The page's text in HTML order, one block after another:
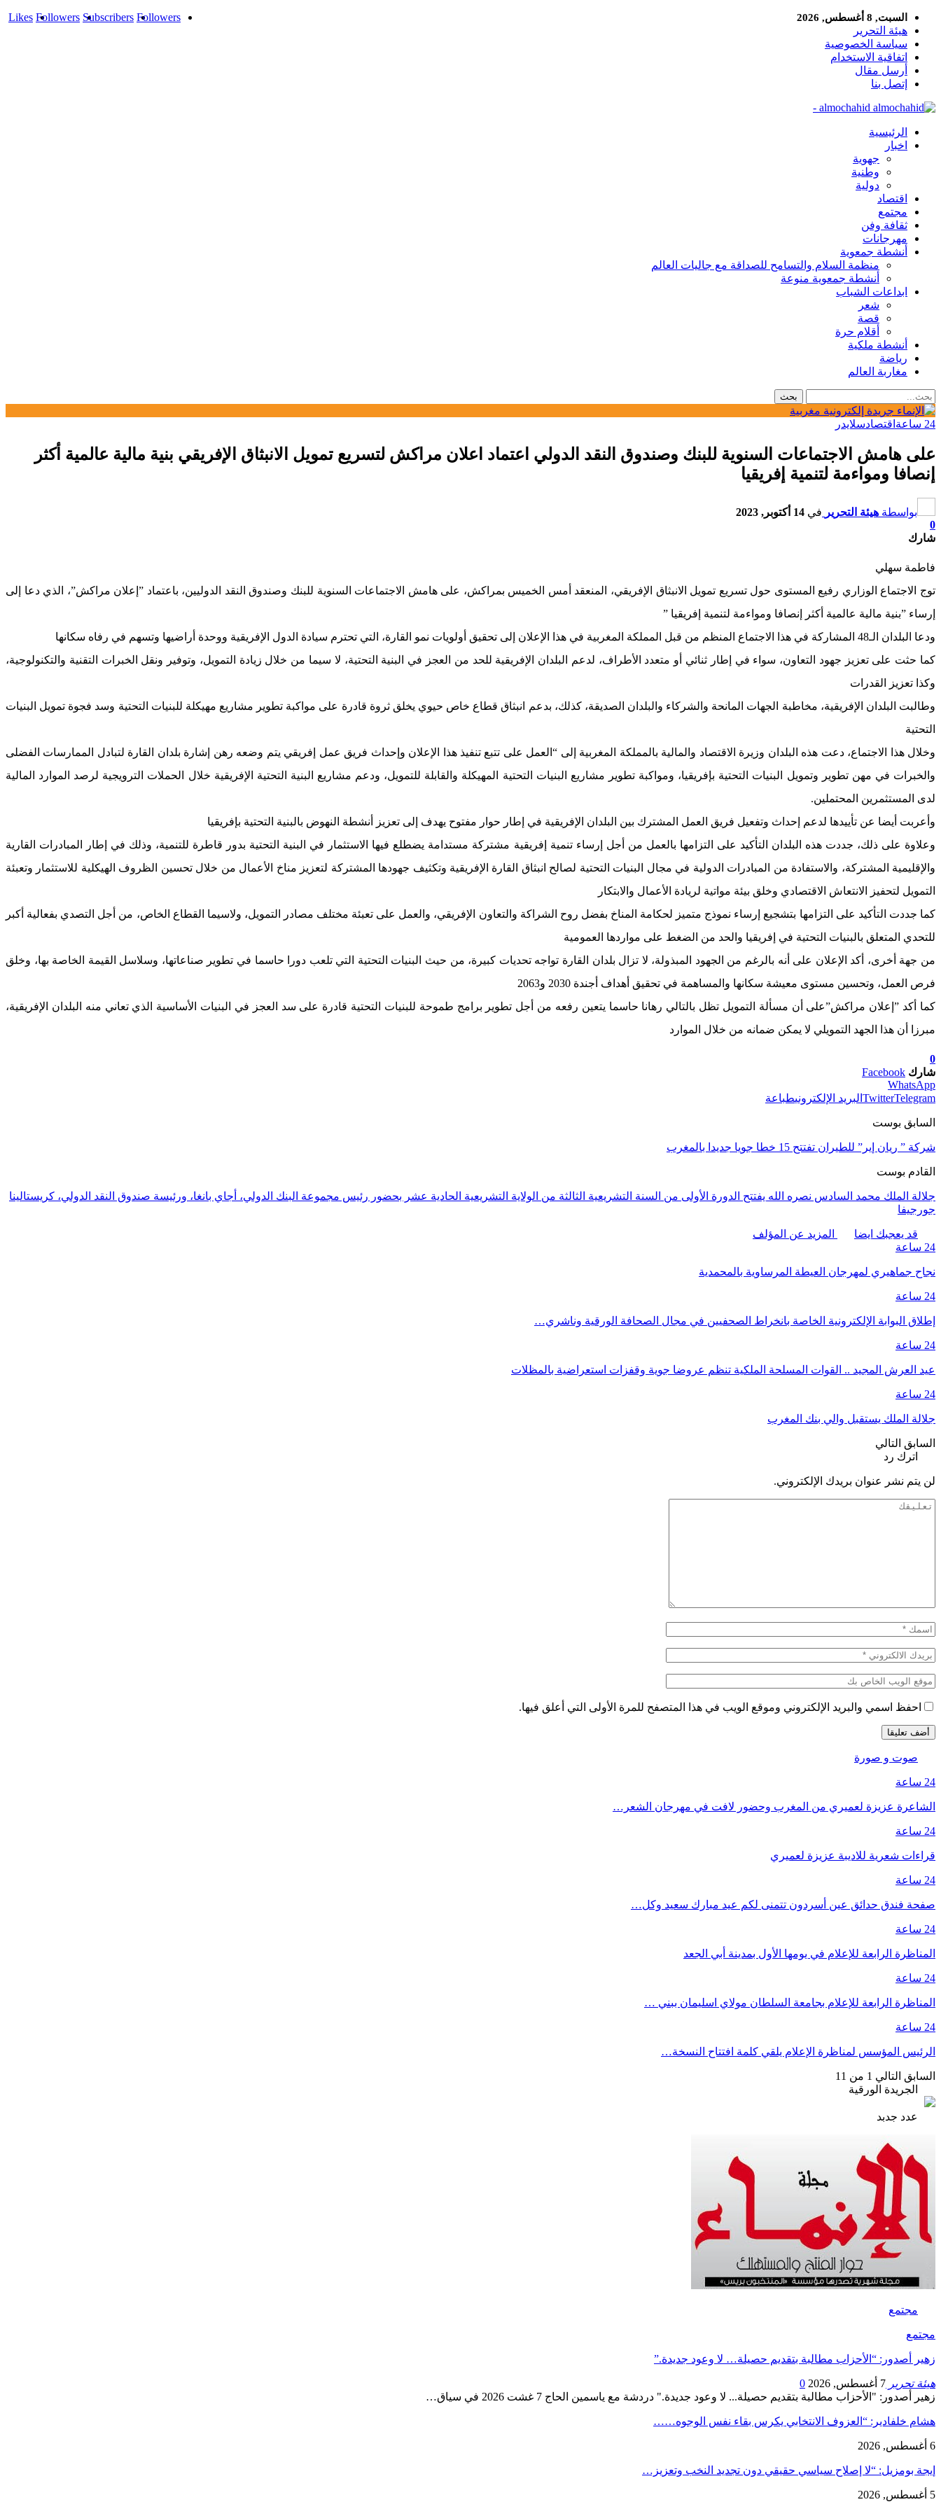
Likes Followers Subscribers Followers السبت, 8 أغسطس, 2026
هيئة التحرير
سياسة الخصوصية
اتفاقية الاستخدام
أرسل مقال
إتصل بنا
almochahid -
الرئيسية
اخبار
جهوية
وطنية
دولية
اقتصاد
مجتمع
ثقافة وفن
مهرجانات
أنشطة جمعوية
منظمة السلام والتسامح للصداقة مع جاليات العالم
أنشطة جمعوية منوعة
ابداعات الشباب
شعر
قصة
أقلام حرة
أنشطة ملكية
رياضة
مغاربة العالم
24 ساعة اقتصادسلايدر
على هامش الاجتماعات السنوية للبنك وصندوق النقد الدولي اعتماد اعلان مراكش لتسريع تمويل الانبثاق الإفريقي بنية مالية عالمية أكثر
إنصافا ومواءمة لتنمية إفريقيا
بواسطة هيئة التحرير في 14 أكتوبر, 2023
0
شارك
فاطمة سهلي
توج الاجتماع الوزاري رفيع المستوى حول تسريع تمويل الانبثاق الإفريقي، المنعقد أمس الخميس بمراكش، على هامش الاجتماعات السنوية للبنك وصندوق النقد الدوليين، باعتماد ”إعلان مراكش”، الذي دعا إلى
إرساء ”بنية مالية عالمية أكثر إنصافا ومواءمة لتنمية إفريقيا ”
ودعا البلدان الـ48 المشاركة في هذا الاجتماع المنظم من قبل المملكة المغربية في هذا الإعلان إلى تحقيق أولويات نمو القارة، التي تحترم سيادة الدول الإفريقية ووحدة أراضيها وتسهم في رفاه سكانها
كما حثت على تعزيز جهود التعاون، سواء في إطار ثنائي أو متعدد الأطراف، لدعم البلدان الإفريقية للحد من العجز في البنية التحتية، لا سيما من خلال زيادة التمويل، وتوفير ونقل الخبرات التقنية والتكنولوجية،
وكذا تعزيز القدرات
وطالبت البلدان الإفريقية، مخاطبة الجهات المانحة والشركاء والبلدان الصديقة، كذلك، بدعم انبثاق قطاع خاص حيوي يخلق ثروة قادرة على مواكبة تطوير مشاريع مهيكلة للبنيات التحتية وسد فجوة تمويل البنيات
التحتية
وخلال هذا الاجتماع، دعت هذه البلدان وزيرة الاقتصاد والمالية بالمملكة المغربية إلى “العمل على تتبع تنفيذ هذا الإعلان وإحداث فريق عمل إفريقي يتم وضعه رهن إشارة بلدان القارة لتبادل الممارسات الفضلى
والخبرات في مهن تطوير وتمويل البنيات التحتية بإفريقيا، ومواكبة تطوير مشاريع البنيات التحتية المهيكلة والقابلة للتمويل، ودعم مشاريع البنية التحتية الإفريقية خلال الحملات الترويجية لرصد الموارد المالية
لدى المستثمرين المحتملين.
وأعربت أيضا عن تأييدها لدعم إحداث وتفعيل فريق العمل المشترك بين البلدان الإفريقية في إطار حوار مفتوح يهدف إلى تعزيز أنشطة النهوض بالبنية التحتية بإفريقيا
وعلاوة على ذلك، جددت هذه البلدان التأكيد على التزامها بالعمل من أجل إرساء تنمية إفريقية مشتركة مستدامة يضطلع فيها الاستثمار في البنية التحتية بدور قاطرة للتنمية، وذلك في إطار المبادرات القارية
والإقليمية المشتركة، والاستفادة من المبادرات الدولية في مجال البنيات التحتية لصالح انبثاق القارة الإفريقية وتكثيف جهودها المشتركة لتعزيز مناخ الأعمال من خلال تحسين الظروف الهيكلية للاستثمار وتعبئة
التمويل لتحفيز الانتعاش الاقتصادي وخلق بيئة مواتية لريادة الأعمال والابتكار
كما جددت التأكيد على التزامها بتشجيع إرساء نموذج متميز لحكامة المناخ بفضل روح الشراكة والتعاون الإفريقي، والعمل على تعبئة مختلف مصادر التمويل، ولاسيما القطاع الخاص، من أجل التصدي بفعالية أكبر
للتحدي المتعلق بالبنيات التحتية في إفريقيا والحد من الضغط على مواردها العمومية
من جهة أخرى، أكد الإعلان على أنه بالرغم من الجهود المبذولة، لا تزال بلدان القارة تواجه تحديات كبيرة، من حيث البنيات التحتية التي تلعب دورا حاسما في تطوير صناعاتها، وسلاسل القيمة الخاصة بها، وخلق
فرص العمل، وتحسين مستوى معيشة سكانها والمساهمة في تحقيق أهداف أجندة 2030 و2063
كما أكد ”إعلان مراكش”على أن مسألة التمويل تظل بالتالي رهانا حاسما يتعين رفعه من أجل تطوير برامج طموحة للبنيات التحتية قادرة على سد العجز في البنيات الأساسية الذي تعاني منه البلدان الإفريقية،
مبرزا أن هذا الجهد التمويلي لا يمكن ضمانه من خلال الموارد
0
شارك Facebook
WhatsApp
TwitterTelegram البريد الإلكترونيطباعة
السابق بوست
شركة ” ريان إير” للطيران تفتتح 15 خطا جويا جديدا بالمغرب
القادم بوست
جلالة الملك محمد السادس نصره الله يفتتح الدورة الأولى من السنة التشريعية الثالثة من الولاية التشريعية الحادية عشر بحضور رئيس مجموعة البنك الدولي، أجاي بانغا، ورئيسة صندوق النقد الدولي، كريستالينا
جورجيفا
قد يعجبك ايضا
المزيد عن المؤلف
24 ساعة
نجاح جماهيري لمهرجان العيطة المرساوية بالمحمدية
24 ساعة
إطلاق البوابة الإلكترونية الخاصة بانخراط الصحفيين في مجال الصحافة الورقية وناشري…
24 ساعة
عيد العرش المجيد .. القوات المسلحة الملكية تنظم عروضا جوية وقفزات استعراضية بالمظلات
24 ساعة
جلالة الملك يستقبل والي بنك المغرب
السابق التالي
اترك رد
لن يتم نشر عنوان بريدك الإلكتروني.
احفظ اسمي والبريد الإلكتروني وموقع الويب في هذا المتصفح للمرة الأولى التي أعلق فيها.
صوت و صورة
24 ساعة
الشاعرة عزيزة لعميري من المغرب وحضور لافت في مهرجان الشعر…
24 ساعة
قراءات شعرية للاديبة عزيزة لعميري
24 ساعة
صفحة فندق حدائق عين أسردون تتمنى لكم عيد مبارك سعيد وكل…
24 ساعة
المناظرة الرابعة للإعلام في يومها الأول بمدينة أبي الجعد
24 ساعة
المناظرة الرابعة للإعلام بجامعة السلطان مولاي اسليمان ببني …
24 ساعة
الرئيس المؤسس لمناظرة الإعلام يلقي كلمة افتتاح النسخة…
السابق التالي 1 من 11
الجريدة الورقية
عدد جدبد
مجتمع
مجتمع
زهير أصدور: “الأحزاب مطالبة بتقديم حصيلة… لا وعود جديدة.”
هيئة تحرير 7 أغسطس, 2026
0
زهير أصدور: "الأحزاب مطالبة بتقديم حصيلة... لا وعود جديدة." دردشة مع ياسمين الحاج 7 غشت 2026 في سياق…
هشام خلفادير: “العزوف الانتخابي يكرس بقاء نفس الوجوه……
6 أغسطس, 2026
إيجة بومزيل: “لا إصلاح سياسي حقيقي دون تجديد النخب وتعزيز…
5 أغسطس, 2026